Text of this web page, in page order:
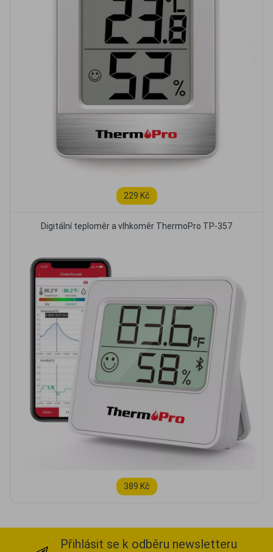
229 Kč
Digitální teploměr a vlhkoměr ThermoPro TP-357
389 Kč
Přihlásit se k odběru newsletteru